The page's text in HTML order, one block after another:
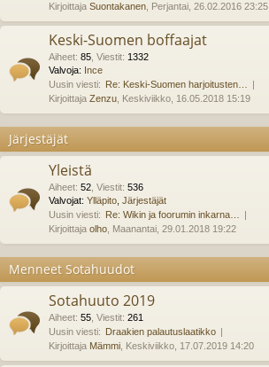
Kirjoittaja Suontakanen , Perjantai, 26.02.2016 23:25
Keski-Suomen boffaajat
Aiheet: 85 Viestit: 1332
Valvoja: Ince
Uusin viesti: Re: Keski-Suomen harjoitusten…
Kirjoittaja Zenzu , Keskiviikko, 16.05.2018 15:19
Järjestäjät
Yleistä
Aiheet: 52 Viestit: 536
Valvojat: Ylläpito Järjestäjät
Uusin viesti: Re: Wikin ja foorumin inkarna…
Kirjoittaja olho , Maanantai, 29.01.2018 19:22
Menneet Sotahuudot
Sotahuuto 2019
Aiheet: 55 Viestit: 261
Uusin viesti: Draakien palautuslaatikko
Kirjoittaja Mämmi , Keskiviikko, 17.07.2019 14:20